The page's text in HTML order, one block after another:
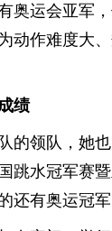
奥运会亚军
动作难度大
绩
的领队，她
跳水冠军赛
还有奥运冠军